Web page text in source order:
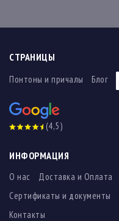
СТРАНИЦЫ
Понтоны и причалы Блог
(4,5)
ИНФОРМАЦИЯ
О нас Доставка и Оплата
Сертификаты и документы
Контакты